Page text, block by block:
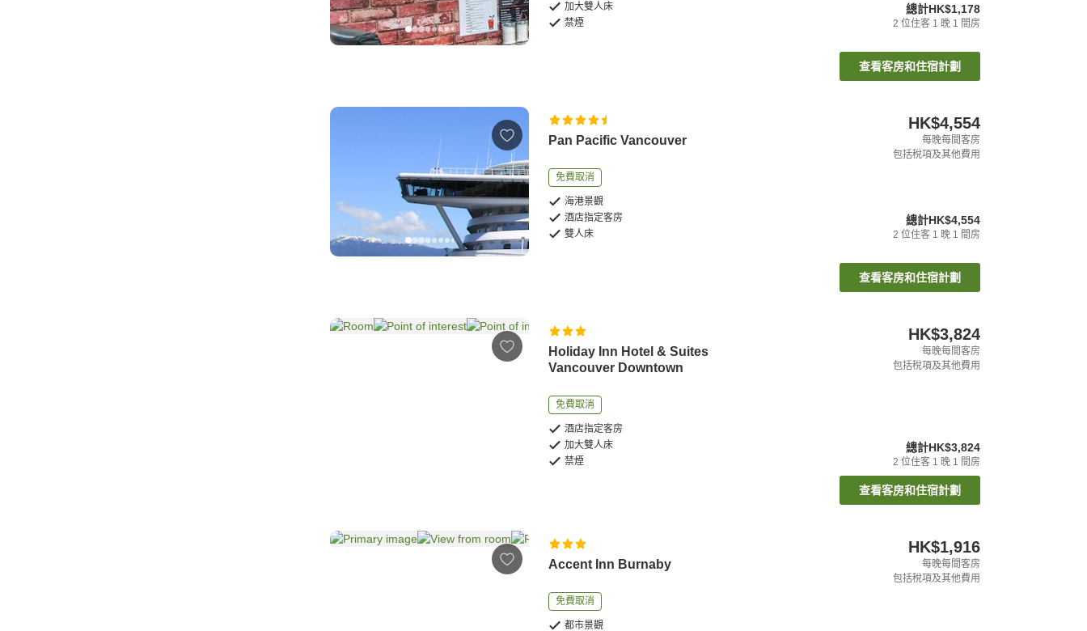
加大雙人床
禁煙
總計HK$1,178
2 位住客 1 晚 1 間房
查看客房和住宿計劃
Pan Pacific Vancouver
免費取消
海港景觀
酒店指定客房
雙人床
HK$4,554
每晚每間客房
包括稅項及其他費用
總計HK$4,554
2 位住客 1 晚 1 間房
查看客房和住宿計劃
Holiday Inn Hotel & Suites
Vancouver Downtown
免費取消
酒店指定客房
加大雙人床
禁煙
HK$3,824
每晚每間客房
包括稅項及其他費用
總計HK$3,824
2 位住客 1 晚 1 間房
查看客房和住宿計劃
Accent Inn Burnaby
免費取消
都市景觀
HK$1,916
每晚每間客房
包括稅項及其他費用